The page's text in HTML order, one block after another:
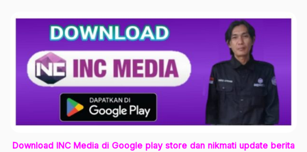
Download INC Media di Google play store dan nikmati update berita